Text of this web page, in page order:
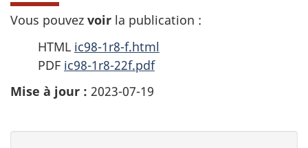
Vous pouvez voir la publication :
HTML ic98-1r8-f.html
PDF ic98-1r8-22f.pdf
Mise à jour : 2023-07-19